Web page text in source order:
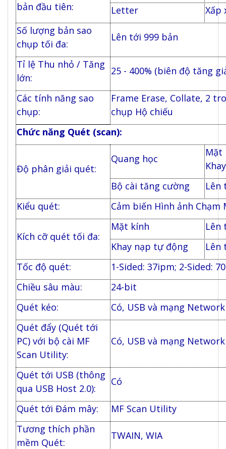
bản đầu tiên:
Letter
Xấp
Số lượng bản sao
chụp tối đa:
Lên tới 999 bản
Tỉ lệ Thu nhỏ / Tăng
lớn:
25 - 400% (biên độ tăng
Các tính năng sao
chụp:
Frame Erase, Collate, 2
chụp Hộ chiếu
Chức năng Quét (scan):
Độ phân giải quét:
Quang học
Mặt
Bộ cài tăng cường
Lên
Kiểu quét:
Cảm biến Hình ảnh Chạm
Kích cỡ quét tối đa:
Mặt kính
Lên
Khay nạp tự động
Lên
Tốc độ quét:
1-Sided: 37ipm; 2-Sided:
Chiều sâu màu:
24-bit
Quét kéo:
Có, USB và mạng Network
Quét đẩy (Quét tới
PC) với bộ cài MF
Scan Utility:
Có, USB và mạng Network
Quét tới USB (thông
qua USB Host 2.0):
Có
Quét tới Đám mây:
MF Scan Utility
Tương thích phần
mềm Quét:
TWAIN, WIA